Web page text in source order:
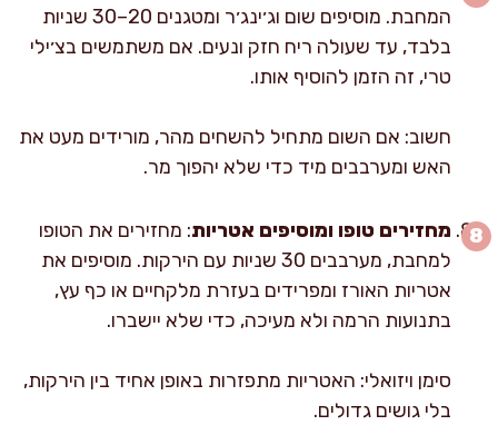
המחבת. מוסיפים שום וג׳ינג׳ר ומטגנים 20–30 שניות
בלבד, עד שעולה ריח חזק ונעים. אם משתמשים בצ׳ילי
טרי, זה הזמן להוסיף אותו.
חשוב: אם השום מתחיל להשחים מהר, מורידים מעט את
האש ומערבבים מיד כדי שלא יהפוך מר.
מחזירים טופו ומוסיפים אטריות: מחזירים את הטופו
למחבת, מערבבים 30 שניות עם הירקות. מוסיפים את
אטריות האורז ומפרידים בעזרת מלקחיים או כף עץ,
בתנועות הרמה ולא מעיכה, כדי שלא יישברו.
סימן ויזואלי: האטריות מתפזרות באופן אחיד בין הירקות,
בלי גושים גדולים.